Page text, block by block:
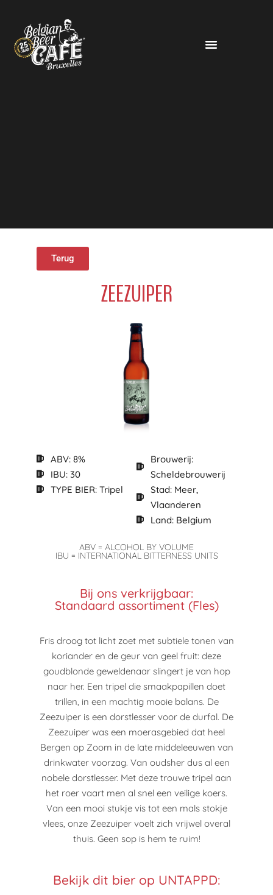
Terug
ZEEZUIPER
ABV: 8%
IBU: 30
TYPE BIER: Tripel
Brouwerij:
Scheldebrouwerij
Stad: Meer,
Vlaanderen
Land: Belgium
ABV = ALCOHOL BY VOLUME
IBU = INTERNATIONAL BITTERNESS UNITS
Bij ons verkrijgbaar:
Standaard assortiment (Fles)
Fris droog tot licht zoet met subtiele tonen van
koriander en de geur van geel fruit: deze
goudblonde geweldenaar slingert je van hop
naar her. Een tripel die smaakpapillen doet
trillen, in een machtig mooie balans. De
Zeezuiper is een dorstlesser voor de durfal. De
Zeezuiper was een moerasgebied dat heel
Bergen op Zoom in de late middeleeuwen van
drinkwater voorzag. Van oudsher dus al een
nobele dorstlesser. Met deze trouwe tripel aan
het roer vaart men al snel een veilige koers.
Van een mooi stukje vis tot een mals stokje
vlees, onze Zeezuiper voelt zich vrijwel overal
thuis. Geen sop is hem te ruim!
Bekijk dit bier op UNTAPPD: